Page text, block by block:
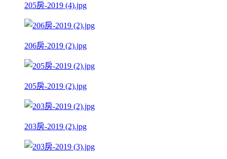
205房-2019 (4).jpg
206房-2019 (2).jpg
205房-2019 (2).jpg
203房-2019 (2).jpg